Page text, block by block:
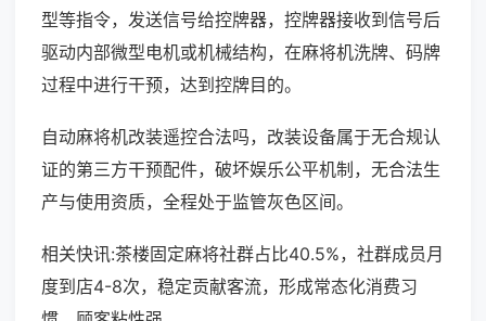
型等指令，发送信号给控牌器，控牌器接收到信号后
驱动内部微型电机或机械结构，在麻将机洗牌、码牌
过程中进行干预，达到控牌目的。
自动麻将机改装遥控合法吗，改装设备属于无合规认
证的第三方干预配件，破坏娱乐公平机制，无合法生
产与使用资质，全程处于监管灰色区间。
相关快讯:茶楼固定麻将社群占比40.5%，社群成员月
度到店4-8次，稳定贡献客流，形成常态化消费习